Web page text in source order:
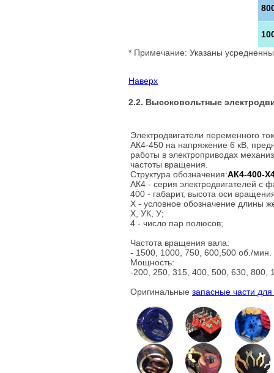
* Примечание: Указаны
Наверх
2.2. Высоковольтные
Электродвигатели переменного
АК4-450 на напряжение 6 кВ,
работы в электроприводах
частоты вращения.
Структура обозначения:АК4-400-
АК4 - серия электродвигателей с
400 - габарит, высота оси
Х - условное обозначение длины
Х, УК, У;
4 - число пар полюсов;
Частота вращения вала:
- 1500, 1000, 750, 600,500 об./мин.
Мощность:
-200, 250, 315, 400, 500, 630, 800,
Оригинальные запасные части для